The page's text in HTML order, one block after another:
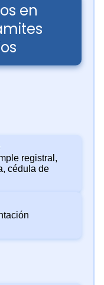
en
registral,
cédula de